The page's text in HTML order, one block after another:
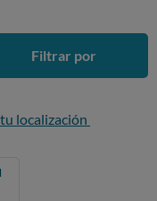
Filtrar por
localización